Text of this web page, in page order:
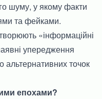
шуму, у якому факти
та фейками.
«інформаційні
упередження
точок
епохами?